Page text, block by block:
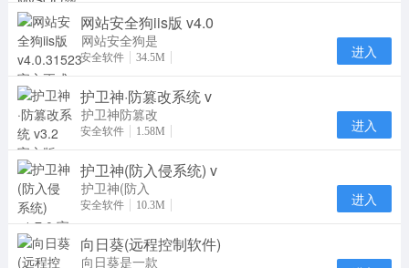
MySQL数据
库研发推
网站安全狗iis版 v4.0
网站安全狗是
一款集网站内
网站资源保护
及
安全软件 34.5M 进入
护卫神·防篡改系统 v
护卫神防篡改
系统是一款专
篡改的软件，
采用
安全软件 1.58M 进入
护卫神(防入侵系统) v
护卫神(防入
侵系统)官方
器安全管理软
件，护
安全软件 10.3M 进入
向日葵(远程控制软件)
向日葵是一款